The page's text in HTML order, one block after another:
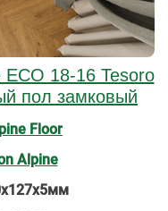
18-16 Tesoro
пол замковый
Floor
Alpine